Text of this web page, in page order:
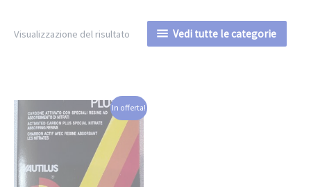
Visualizzazione del risultato Vedi tutte le categorie
In offerta!